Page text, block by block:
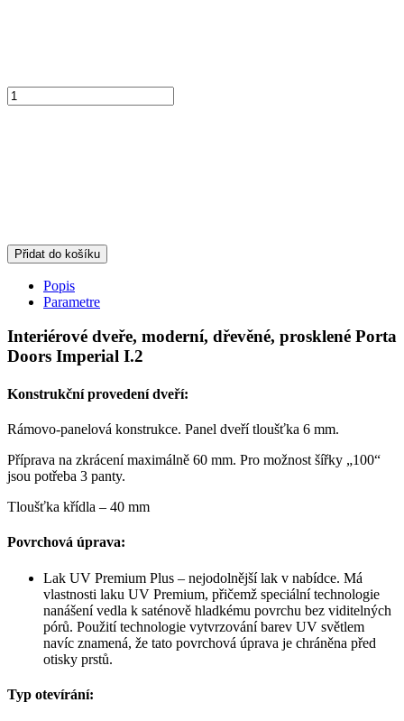
Přidat do košíku
Popis
Parametre
Interiérové dveře, moderní, dřevěné, prosklené Porta
Doors Imperial I.2
Konstrukční provedení dveří:
Rámovo-panelová konstrukce. Panel dveří tloušťka 6 mm.
Příprava na zkrácení maximálně 60 mm. Pro možnost šířky „100“
jsou potřeba 3 panty.
Tloušťka křídla – 40 mm
Povrchová úprava:
Lak UV Premium Plus – nejodolnější lak v nabídce. Má
vlastnosti laku UV Premium, přičemž speciální technologie
nanášení vedla k saténově hladkému povrchu bez viditelných
pórů. Použití technologie vytvrzování barev UV světlem
navíc znamená, že tato povrchová úprava je chráněna před
otisky prstů.
Typ otevírání: